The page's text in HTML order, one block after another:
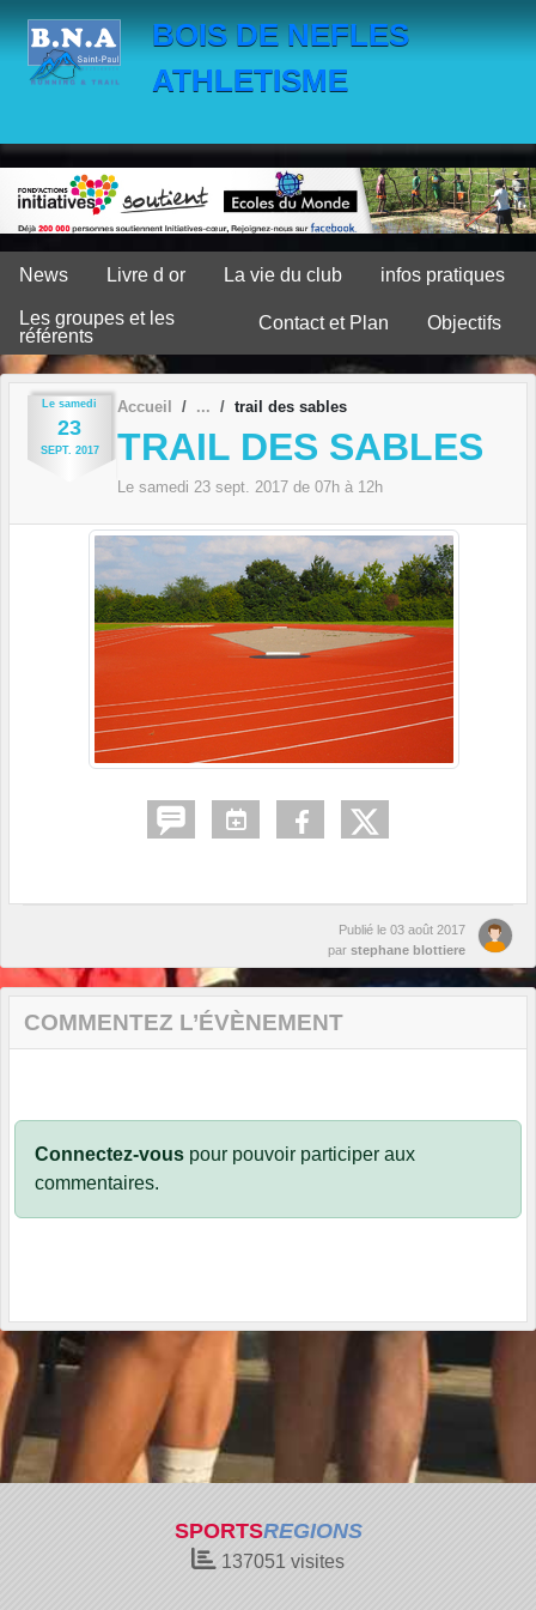
BOIS DE NEFLES
ATHLETISME
News Livre d or La vie du club infos pratiques
Les groupes et les
référents
Contact et Plan Objectifs
Le samedi
23
SEPT. 2017
Accueil trail des sables
TRAIL DES SABLES
Le samedi 23 sept. 2017 de 07h à 12h
Publié le 03 août 2017
par stephane blottiere
COMMENTEZ L’ÉVÈNEMENT
Connectez-vous pour pouvoir participer aux
commentaires.
SPORTSREGIONS
137051 visites